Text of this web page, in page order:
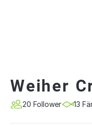
Weiher
20 Follower 13